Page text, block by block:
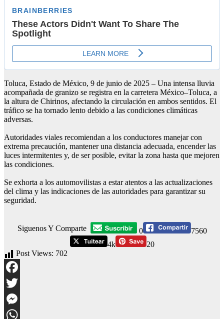
Toluca, Estado de México, 9 de junio de 2025 – Una intensa lluvia
acompañada de granizo se registra en la carretera México–Toluca, a
la altura de Chirinos, afectando la circulación en ambos sentidos. El
tráfico se ha tornado lento debido a las condiciones climáticas
adversas.
Autoridades viales recomiendan a los conductores manejar con
extrema precaución, mantener una distancia adecuada, encender las
luces intermitentes y, de ser posible, evitar la zona hasta que mejoren
las condiciones.
Se exhorta a los automovilistas a estar atentos a las actualizaciones
del clima y las indicaciones de las autoridades para garantizar su
seguridad.
Siguenos Y Comparte 0
7560
4k
20
Post Views: 702
Facebook
Twitter
Messenger